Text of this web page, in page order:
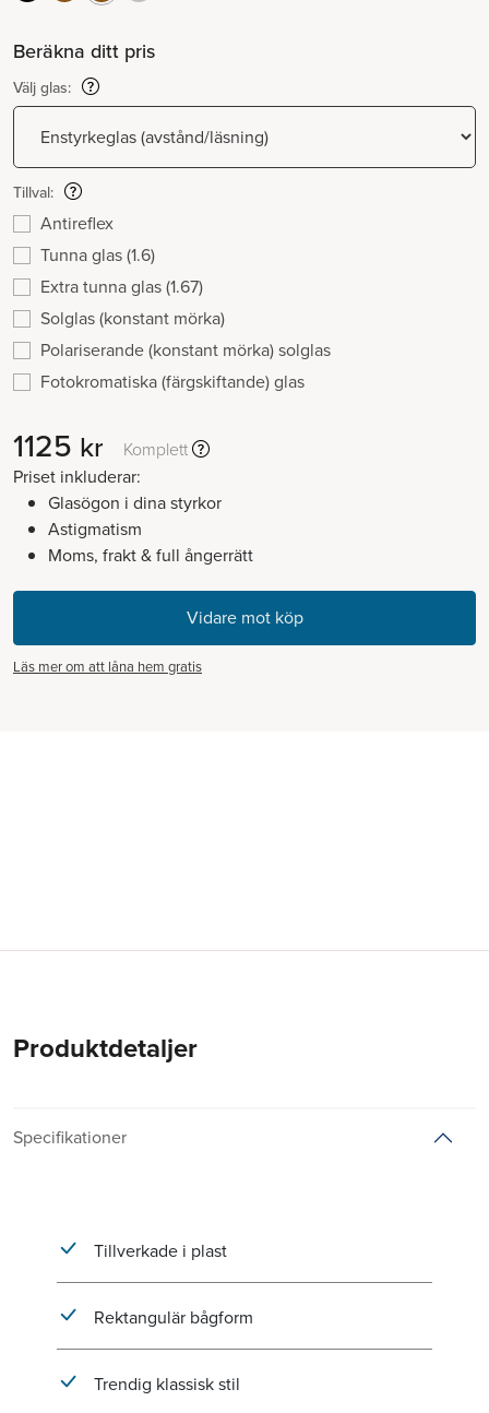
Beräkna ditt pris
Välj glas:
Tillval:
Antireflex
Tunna glas (1.6)
Extra tunna glas (1.67)
Solglas (konstant mörka)
Polariserande (konstant mörka) solglas
Fotokromatiska (färgskiftande) glas
1125 kr
Komplett
Priset inkluderar:
Glasögon i dina styrkor
Astigmatism
Moms, frakt & full ångerrätt
Läs mer om att låna hem gratis
Produktdetaljer
Specifikationer
Tillverkade i plast
Rektangulär bågform
Trendig klassisk stil